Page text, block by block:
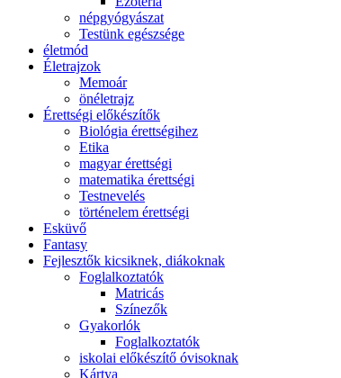
népgyógyászat
Testünk egészsége
életmód
Életrajzok
Memoár
önéletrajz
Érettségi előkészítők
Biológia érettségihez
Etika
magyar érettségi
matematika érettségi
Testnevelés
történelem érettségi
Esküvő
Fantasy
Fejlesztők kicsiknek, diákoknak
Foglalkoztatók
Matricás
Színezők
Gyakorlók
Foglalkoztatók
iskolai előkészítő óvisoknak
Kártya